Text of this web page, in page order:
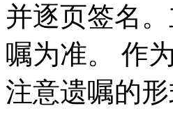
并逐页签名
嘱为准。 作
注意遗嘱的形